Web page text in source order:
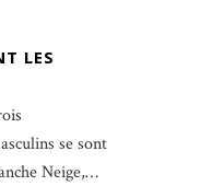
LES
se sont
Neige,…